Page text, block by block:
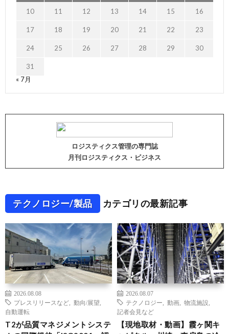
10 11 12 13 14 15 16
17 18 19 20 21 22 23
24 25 26 27 28 29 30
31
« 7月
ロジスティクス管理の専門誌
月刊ロジスティクス・ビジネス
テクノロジー/製品 カテゴリの最新記事
2026.08.08
プレスリリースなど
動向/展望
自動運転
T2が品質マネジメントシステ
2026.08.07
テクノロジー
動画 物流施設
記者会見など
【現地取材・動画】霞ヶ関キ